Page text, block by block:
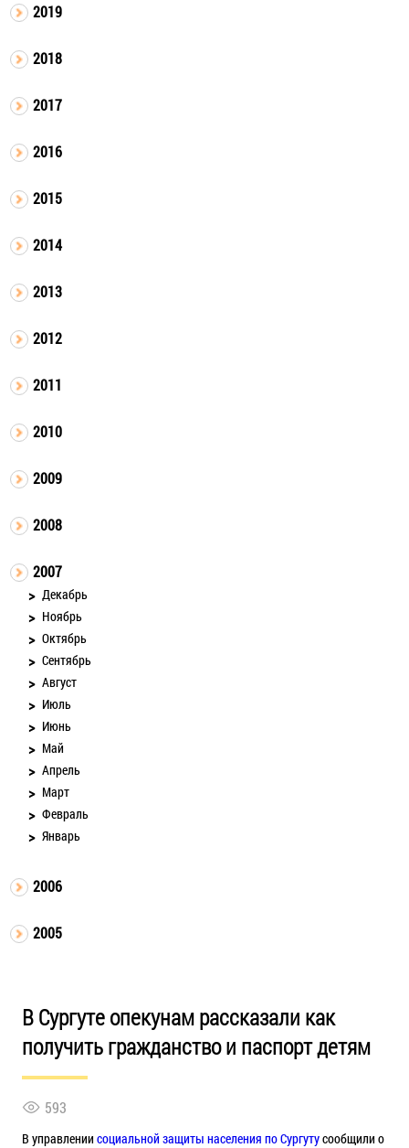
2019
2018
2017
2016
2015
2014
2013
2012
2011
2010
2009
2008
2007
Декабрь
Ноябрь
Октябрь
Сентябрь
Август
Июль
Июнь
Май
Апрель
Март
Февраль
Январь
2006
2005
В Сургуте опекунам рассказали как
получить гражданство и паспорт детям
593
В управлении социальной защиты населения по Сургутусообщили о